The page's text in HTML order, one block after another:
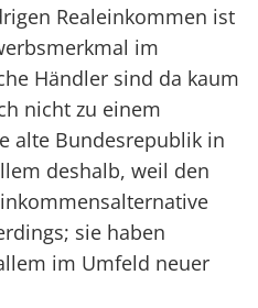
Realeinkommen ist
im
Händler sind da kaum
nicht zu einem
alte Bundesrepublik in
deshalb, weil den
sie haben
im Umfeld neuer